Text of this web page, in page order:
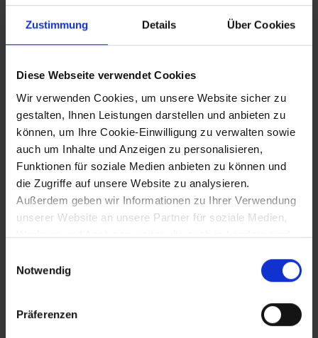
Zustimmung Details Über Cookies
Diese Webseite verwendet Cookies
Wir verwenden Cookies, um unsere Website sicher zu
gestalten, Ihnen Leistungen darstellen und anbieten zu
können, um Ihre Cookie-Einwilligung zu verwalten sowie
auch um Inhalte und Anzeigen zu personalisieren,
Funktionen für soziale Medien anbieten zu können und
die Zugriffe auf unsere Website zu analysieren.
Außerdem geben wir Informationen zu Ihrer Verwendung
unserer Website an unsere Partner für soziale Medien,
Werbung und Analysen weiter, die auch in Ländern sind,
gegeben ist, und in denen Sie Ihre Rechte uU nicht
effektiv durchsetzen können. Unsere Partner führen
diese Informationen möglicherweise mit weiteren Daten
zusammen, die Sie ihnen bereitgestellt haben oder die
Notwendig
Präferenzen
Tod des letzten Babenbergerherzogs
Friedrich II. in der Schlacht an der Leitha
(bei Ebenfurth?)
Tod Herzogin Theodoras, Witwe Leopolds
VI. und Mutter Friedrichs II. (beigesetzt in
Stift Heiligenkreuz)
21.11.1251
Huldigung Ottokars II. von Böhmen durch